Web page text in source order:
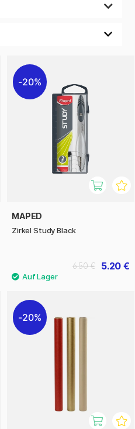
20%
MAPED
Zirkel Study Black
5.20 €
6.50 €
20%